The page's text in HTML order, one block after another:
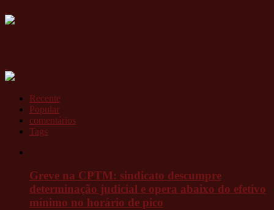
Recente
Popular
comentários
Tags
Greve na CPTM: sindicato descumpre
determinação judicial e opera abaixo do efetivo
mínimo no horário de pico